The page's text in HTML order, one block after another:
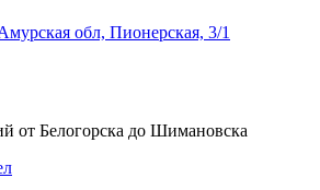
обл, Пионерская, 3/1
от Белогорска до Шимановска